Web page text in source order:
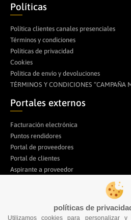
políticas de
Utilizamos cookies para personalizar
Políticas
Política clientes canales presenciales
Términos y condiciones
Políticas de privacidad
Cookies
Politica de envío y devoluciones
TÉRMINOS Y CONDICIONES “CAMPAÑA
Portales externos
Facturación electrónica
Puntos rendidores
Portal de proveedores
Portal de clientes
Aspirante a proveedor
Compra desde la App